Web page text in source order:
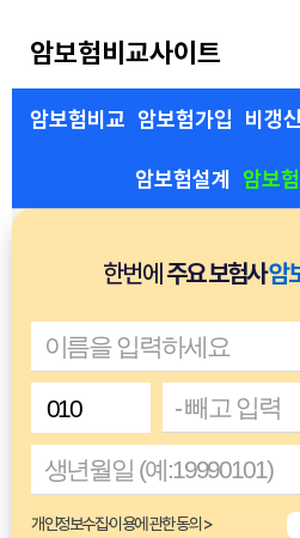
암보험비교사이트
암보험비교 암보험가입 비갱
암보험설계 암보
한번에 주요 보험사암